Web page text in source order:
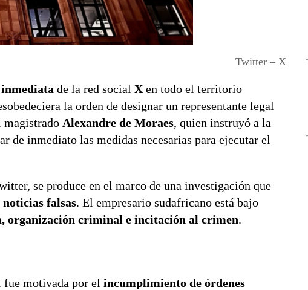
Twitter – X
inmediata de la red social X en todo el territorio
la orden de designar un representante legal
magistrado Alexandre de Moraes, quien instruyó a la
de inmediato las medidas necesarias para ejecutar el
se produce en el marco de una investigación que
noticias falsas. El empresario sudafricano está bajo
organización criminal e incitación al crimen.
fue motivada por el incumplimiento de órdenes